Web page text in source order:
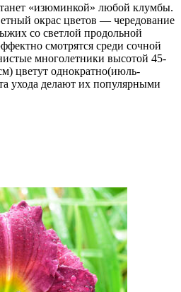
«изюминкой» любой клумбы.
окрас цветов — чередование
со светлой продольной
смотрятся среди сочной
многолетники высотой 45-
цветут однократно(июль-
ухода делают их популярными